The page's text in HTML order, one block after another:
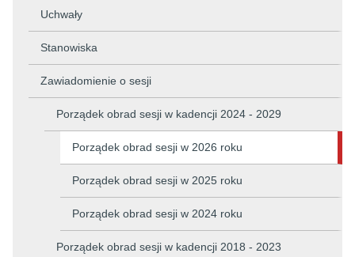
Uchwały
Stanowiska
Zawiadomienie o sesji
Porządek obrad sesji w kadencji 2024 - 2029
Porządek obrad sesji w 2026 roku
Porządek obrad sesji w 2025 roku
Porządek obrad sesji w 2024 roku
Porządek obrad sesji w kadencji 2018 - 2023